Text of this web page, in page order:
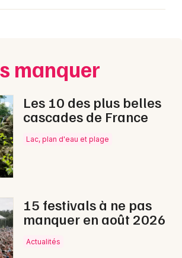
manquer
Les 10 des plus belles
cascades de France
Lac, plan d'eau et plage
15 festivals à ne pas
manquer en août 2026
Actualités